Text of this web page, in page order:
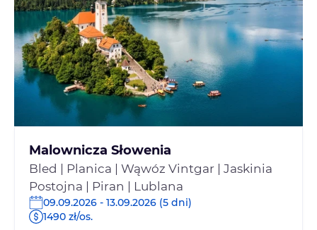
Malownicza Słowenia
Bled | Planica | Wąwóz Vintgar | Jaskinia
Postojna | Piran | Lublana
09.09.2026 - 13.09.2026 (5 dni)
1490 zł/os.